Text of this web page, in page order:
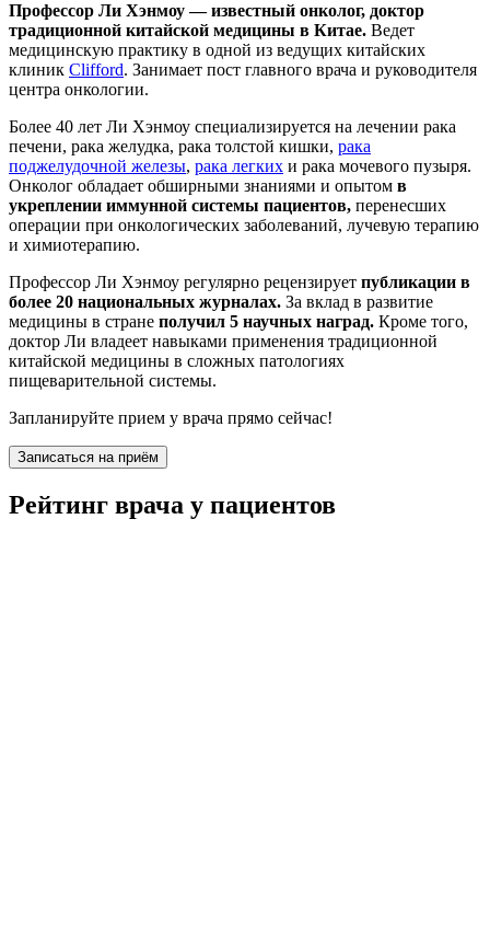
Профессор Ли Хэнмоу — известный онколог, доктор
традиционной китайской медицины в Китае. Ведет
медицинскую практику в одной из ведущих китайских
клиник Clifford. Занимает пост главного врача и руководителя
центра онкологии.
Более 40 лет Ли Хэнмоу специализируется на лечении рака
печени, рака желудка, рака толстой кишки, рака
поджелудочной железы, рака легких и рака мочевого пузыря.
Онколог обладает обширными знаниями и опытом в
укреплении иммунной системы пациентов, перенесших
операции при онкологических заболеваний, лучевую терапию
и химиотерапию.
Профессор Ли Хэнмоу регулярно рецензирует публикации в
более 20 национальных журналах. За вклад в развитие
медицины в стране получил 5 научных наград. Кроме того,
доктор Ли владеет навыками применения традиционной
китайской медицины в сложных патологиях
пищеварительной системы.
Запланируйте прием у врача прямо сейчас!
Записаться на приём
Рейтинг врача у пациентов